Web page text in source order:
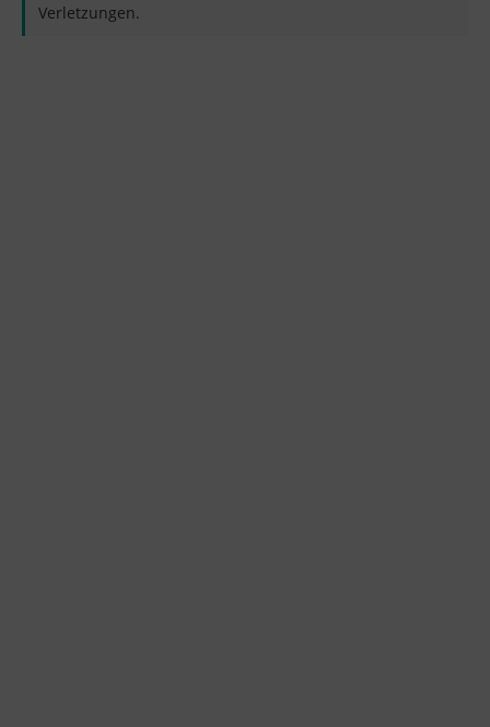
Verletzungen.